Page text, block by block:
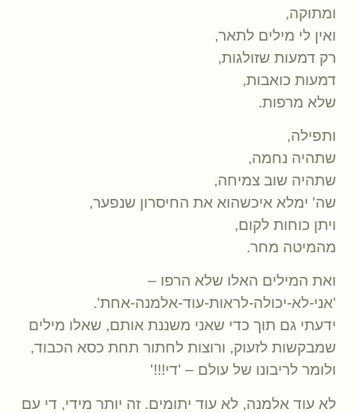
ומתוקה,
ואין לי מילים לתאר,
רק דמעות שזולגות,
דמעות כואבות,
שלא מרפות.
ותפילה,
שתהיה נחמה,
שתהיה שוב צמיחה,
שה' ימלא איכשהוא את החיסרון שנפער,
ויתן כוחות לקום,
מהמיטה מחר.
ואת המילים האלו שלא הרפו –
'אני-לא-יכולה-לראות-עוד-אלמנה-אחת'.
ידעתי גם תוך כדי שאני משננת אותם, שאלו מילים
שמבקשות לזעוק, ורוצות לחתור תחת כסא הכבוד,
ולומר לריבונו של עולם – 'די!!!'
לא עוד אלמנה, לא עוד יתומים. זה יותר מידי, די עם